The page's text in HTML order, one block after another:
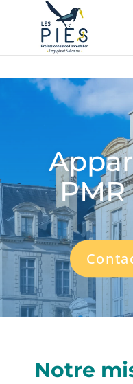
Notre